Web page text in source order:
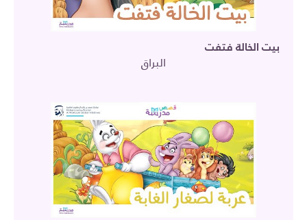
بيت الخالة فتفت
البراق